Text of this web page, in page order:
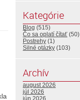
Kategórie
Blog (515)
Čo sa oplatí čítať (50)
Postrehy (1)
Silné otázky (103)
Archív
august 2026
júl 2026
jún 2026